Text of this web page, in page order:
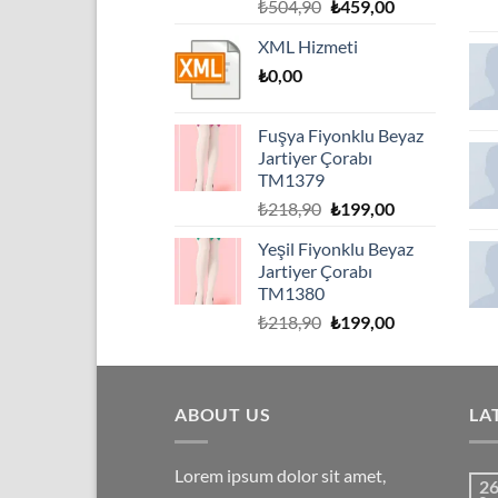
₺504,90 Orijinal
₺504,90.
₺459,00Şu
XML Hizmeti
₺0,00
Fuşya Fiyonklu Beyaz
Jartiyer Çorabı
TM1379
₺218,90 Orijinal
₺218,90.
₺199,00Şu
fiyat:
Yeşil Fiyonklu Beyaz
Jartiyer Çorabı
TM1380
₺218,90 Orijinal
₺218,90.
₺199,00Şu
fiyat:
ABOUT US
Lorem ipsum dolor sit amet,
26